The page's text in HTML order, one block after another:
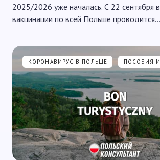
2025/2026 уже началась. С 22 сентября
вакцинации по всей Польше проводится…
КОРОНАВИРУС В ПОЛЬШЕ ПОСОБИЯ